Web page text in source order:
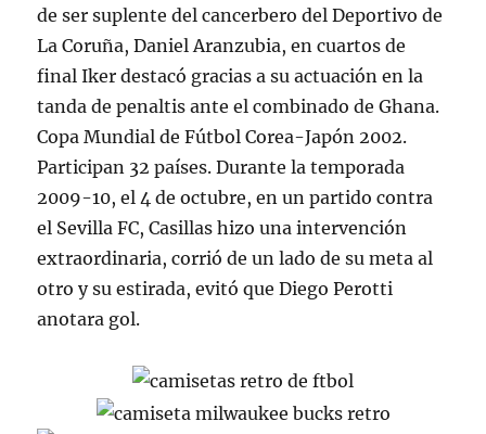
de ser suplente del cancerbero del Deportivo de
La Coruña, Daniel Aranzubia, en cuartos de
final Iker destacó gracias a su actuación en la
tanda de penaltis ante el combinado de Ghana.
Copa Mundial de Fútbol Corea-Japón 2002.
Participan 32 países. Durante la temporada
2009-10, el 4 de octubre, en un partido contra
el Sevilla FC, Casillas hizo una intervención
extraordinaria, corrió de un lado de su meta al
otro y su estirada, evitó que Diego Perotti
anotara gol.